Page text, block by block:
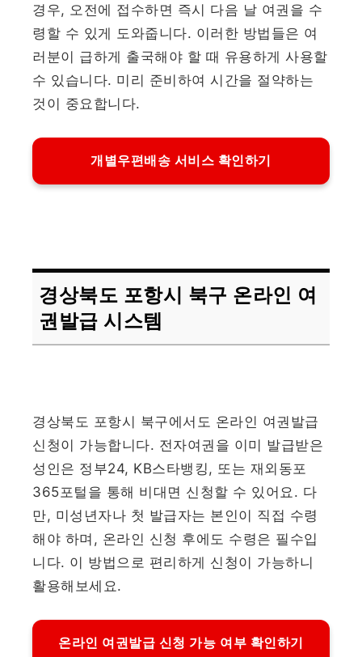
경우, 오전에 접수하면 즉시 다음 날 여권을 수
령할 수 있게 도와줍니다. 이러한 방법들은 여
러분이 급하게 출국해야 할 때 유용하게 사용할
수 있습니다. 미리 준비하여 시간을 절약하는
것이 중요합니다.
개별우편배송 서비스 확인하기
경상북도 포항시 북구 온라인 여
권발급 시스템
경상북도 포항시 북구에서도 온라인 여권발급
신청이 가능합니다. 전자여권을 이미 발급받은
성인은 정부24, KB스타뱅킹, 또는 재외동포
365포털을 통해 비대면 신청할 수 있어요. 다
만, 미성년자나 첫 발급자는 본인이 직접 수령
해야 하며, 온라인 신청 후에도 수령은 필수입
니다. 이 방법으로 편리하게 신청이 가능하니
활용해보세요.
온라인 여권발급 신청 가능 여부 확인하기